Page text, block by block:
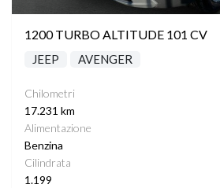
1200 TURBO ALTITUDE 101 CV
JEEP AVENGER
Chilometri
17.231 km
Alimentazione
Benzina
Cilindrata
1.199